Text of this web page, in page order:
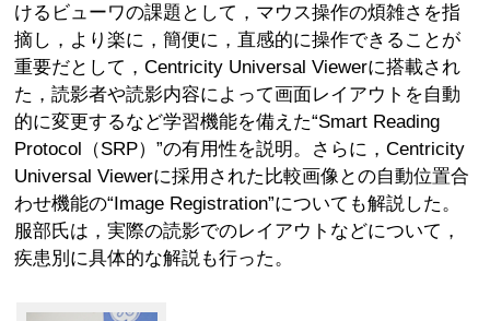
けるビューワの課題として，マウス操作の煩雑さを指
摘し，より楽に，簡便に，直感的に操作できることが
重要だとして，Centricity Universal Viewerに搭載され
た，読影者や読影内容によって画面レイアウトを自動
的に変更するなど学習機能を備えた“Smart Reading
Protocol（SRP）”の有用性を説明。さらに，Centricity
Universal Viewerに採用された比較画像との自動位置合
わせ機能の“Image Registration”についても解説した。
服部氏は，実際の読影でのレイアウトなどについて，
疾患別に具体的な解説も行った。